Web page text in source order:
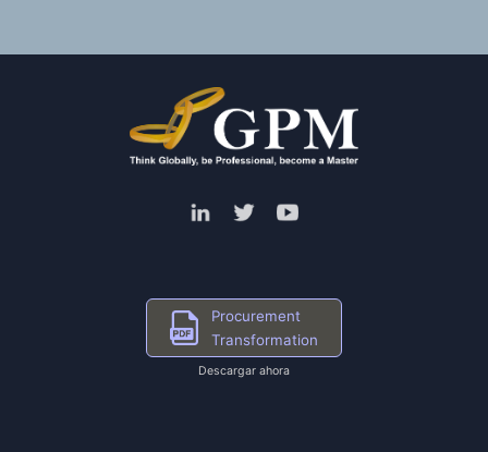
Procurement
Transformation
Descargar ahora